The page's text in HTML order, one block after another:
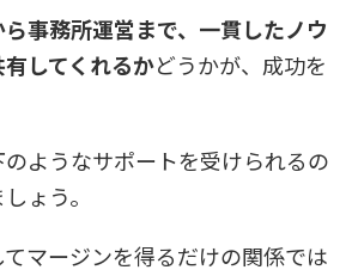
事務所運営まで、一貫したノウ
してくれるかどうかが、成功を
ようなサポートを受けられるの
ょう。
マージンを得るだけの関係では